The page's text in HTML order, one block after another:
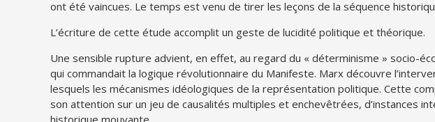
ont été vaincues. Le temps est venu de tirer les leçons de la séquence
L’écriture de cette étude accomplit un geste de lucidité politique et théorique.
Une sensible rupture advient, en effet, au regard du « déter­minisme » socio-
qui commandait la logique révo­lution­naire du Manifeste. Marx découvre
lesquels les mécanismes idéologiques de la représentation politique. Cette
son attention sur un jeu de causalités multiples et enchevêtrées, d’instances
historique mouvante.